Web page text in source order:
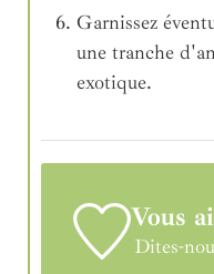
Garnissez
une tranche
exotique.
Vous
Dites-